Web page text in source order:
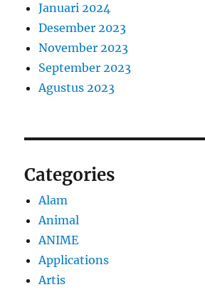
Januari 2024
Desember 2023
November 2023
September 2023
Agustus 2023
Categories
Alam
Animal
ANIME
Applications
Artis